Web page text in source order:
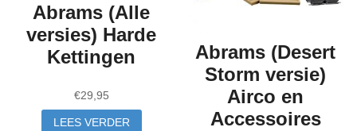
Abrams (Alle
versies) Harde
Kettingen
€29,95
LEES VERDER
Abrams (Desert
Storm versie)
Airco en
Accessoires